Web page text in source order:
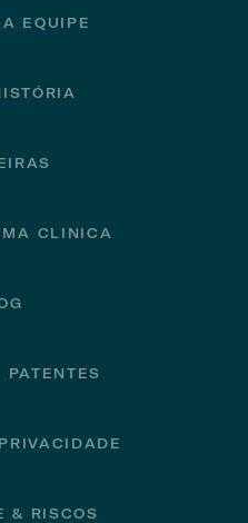
EQUIPE
CLINICA
PATENTES
& RISCOS